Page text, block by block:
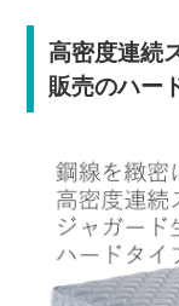
高密度連続
販売のハー